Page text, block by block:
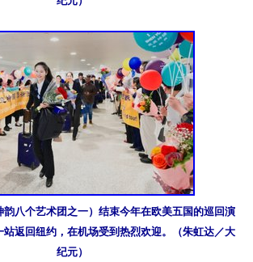
八个艺术团之一）结束今年在欧美五国的巡回演
返回纽约，在机场受到热烈欢迎。（朱虹达／大
纪元）